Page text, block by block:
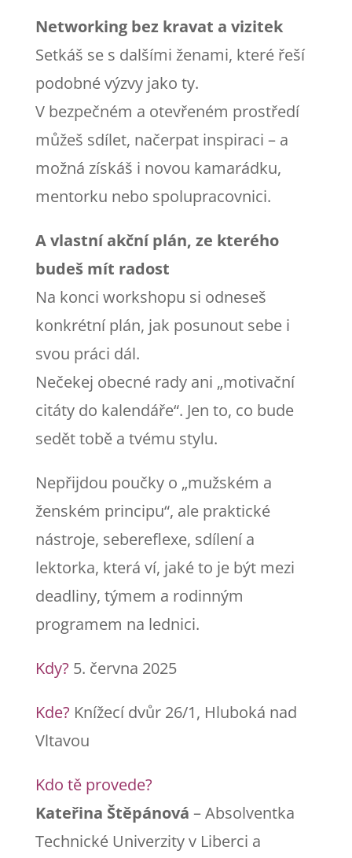
Networking bez kravat a vizitek
Setkáš se s dalšími ženami, které řeší
podobné výzvy jako ty.
V bezpečném a otevřeném prostředí
můžeš sdílet, načerpat inspiraci – a
možná získáš i novou kamarádku,
mentorku nebo spolupracovnici.
A vlastní akční plán, ze kterého
budeš mít radost
Na konci workshopu si odneseš
konkrétní plán, jak posunout sebe i
svou práci dál.
Nečekej obecné rady ani „motivační
citáty do kalendáře“. Jen to, co bude
sedět tobě a tvému stylu.
Nepřijdou poučky o „mužském a
ženském principu“, ale praktické
nástroje, sebereflexe, sdílení a
lektorka, která ví, jaké to je být mezi
deadliny, týmem a rodinným
programem na lednici.
Kdy? 5. června 2025
Kde? Knížecí dvůr 26/1, Hluboká nad
Vltavou
Kdo tě provede?
Kateřina Štěpánová – Absolventka
Technické Univerzity v Liberci a